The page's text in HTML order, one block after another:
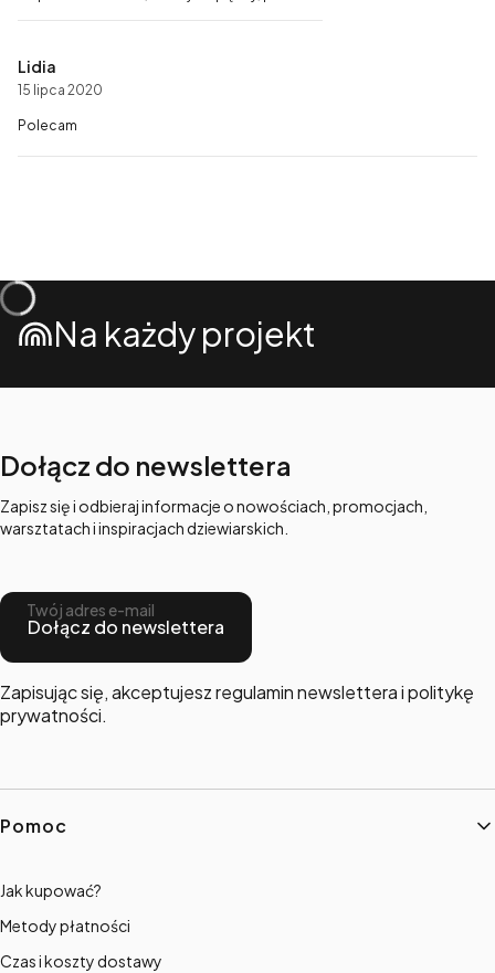
Lidia
15 lipca 2020
Polecam
Na każdy projekt
Dołącz do newslettera
Zapisz się i odbieraj informacje o nowościach, promocjach,
warsztatach i inspiracjach dziewiarskich.
Twój adres e-mail
Dołącz do newslettera
Zapisując się, akceptujesz regulamin newslettera i politykę
prywatności.
Linki w stopce
Pomoc
Jak kupować?
Metody płatności
Czas i koszty dostawy